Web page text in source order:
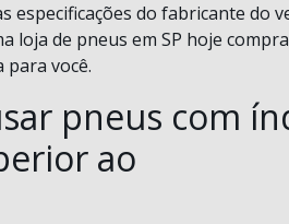
especificações do fabricante do
loja de pneus em SP hoje
para você.
pneus com
ao